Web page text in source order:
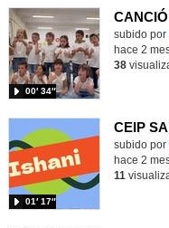
Contenido
subido por
00′ 34″
hace 2
38
CEIP
Contenido
subido por
01′ 17″
hace 2
11